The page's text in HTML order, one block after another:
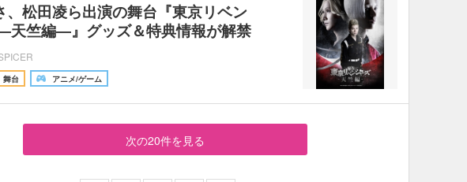
、松田凌ら出演の舞台『東京リベン
天竺編―』グッズ＆特典情報が解禁
舞台 アニメ/ゲーム
次の20件を見る